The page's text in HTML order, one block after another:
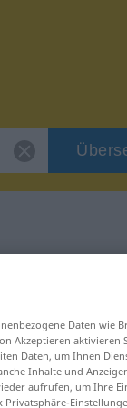
Daten wie
Akzeptieren aktivieren
Daten, um Ihnen
Inhalte und
aufrufen, um Ihre